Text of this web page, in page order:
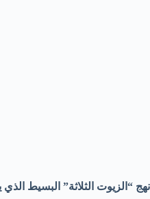
نهج “الزيوت الثلاثة” البسيط